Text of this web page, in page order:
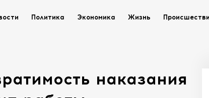
Политика Экономика Жизнь
наказания